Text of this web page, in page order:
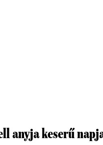
anyja keserű